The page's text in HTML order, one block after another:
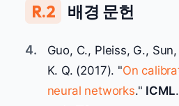
R.2 배경 문헌
4.
Guo, C., Pleiss, G.,
K. Q. (2017). "On
neural networks." ICML